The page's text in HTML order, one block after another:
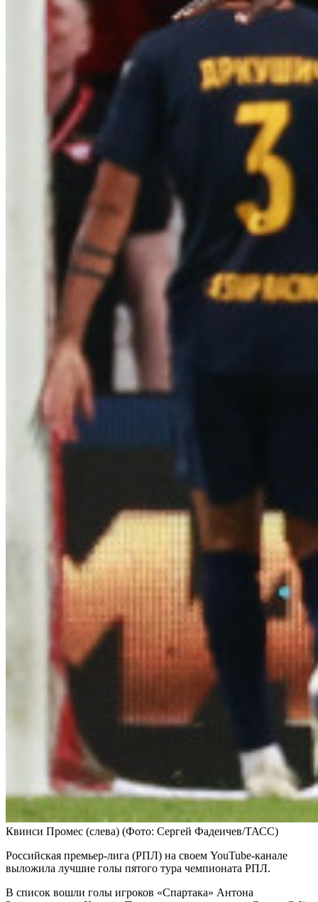
Квинси Промес (слева) (Фото: Сергей Фадеичев/ТАСС)
Российская премьер-лига (РПЛ) на своем YouTube-канале
выложила лучшие голы пятого тура чемпионата РПЛ.
В список вошли голы игроков «Спартака» Антона